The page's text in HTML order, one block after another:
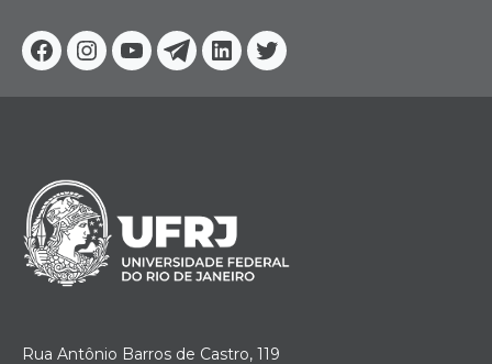
Facebook
Instagram
YoutubeTelegram
Linkedin
Twitter
Rua Antônio Barros de Castro, 119